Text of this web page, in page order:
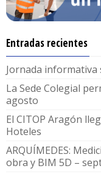
Entradas recientes
Jornada informativa
La Sede Colegial
agosto
El CITOP Aragón
Hoteles
ARQUÍMEDES:
obra y BIM 5D –